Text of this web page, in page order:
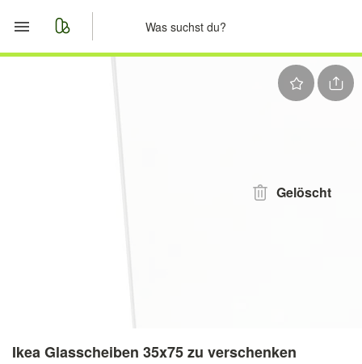
Gelöscht
Ikea Glasscheiben 35x75 zu verschenken